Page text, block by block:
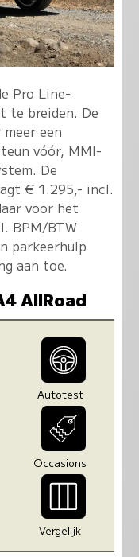
Pro Line-
te breiden. De
een
vóór, MMI-
De
€ 1.295,- incl.
voor het
BPM/BTW
parkeerhulp
aan toe.
AllRoad
Autotest
Occasions
Vergelijk